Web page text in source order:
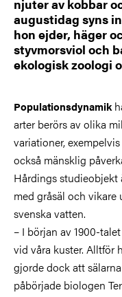
njuter av kobbar
augustidag syns
hon ejder, häger
styvmorsviol och
ekologisk zoologi
Populationsdynamik
arter berörs av olika
variationer,
också mänsklig
Hårdings studieobjekt
med gråsäl och
svenska vatten.
– I början av 1900-
vid våra kuster. Alltför
gjorde dock att
påbörjade biologen